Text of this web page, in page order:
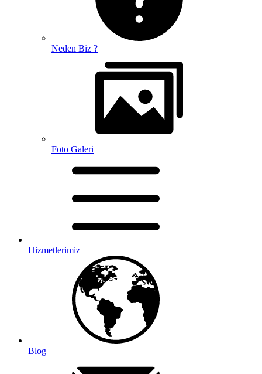
Neden Biz ?
Foto Galeri
Hizmetlerimiz
Blog